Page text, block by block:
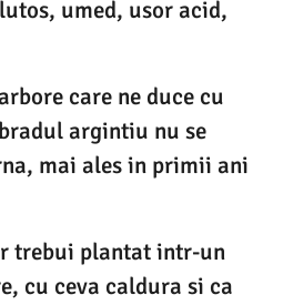
umed, usor acid,
care ne duce cu
argintiu nu se
mai ales in primii ani
trebui plantat intr-un
cu ceva caldura si ca